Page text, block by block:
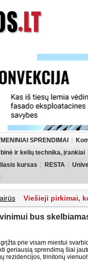
SPRENDIMAI
ir kelių technika, įrankiai
kursas RESTA
Viešieji pirkimai,
bus
prie visam miestui
geriausią sprendimą šiai
rezidencijos, trinitorių